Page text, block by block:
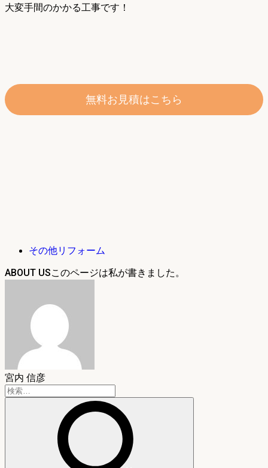
大変手間のかかる工事です！
無料お見積はこちら
その他リフォーム
ABOUT US
宮内 信彦
検
索: